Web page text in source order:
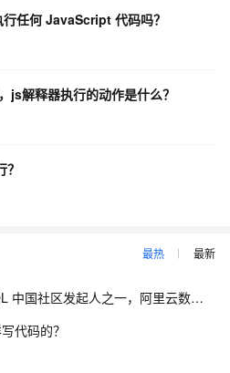
任何 JavaScript 代码吗？
js解释器执行的动作是什么？
最热 最新
【大咖问答】对话PostgreSQL 中国社区发起人之一，阿里云数据库高级专家 德哥
代码的？